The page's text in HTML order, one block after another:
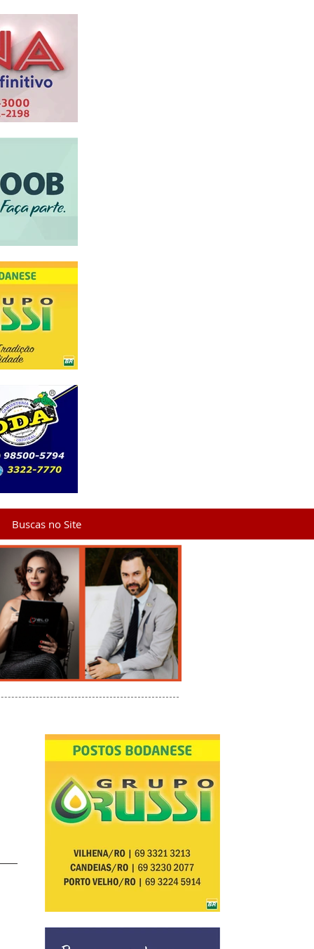
Buscas no Site